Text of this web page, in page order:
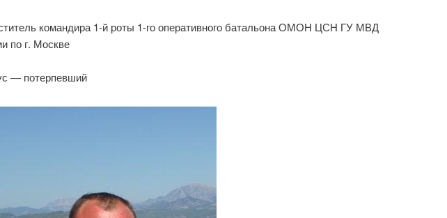
командира 1-й роты 1-го оперативного батальона ОМОН ЦСН ГУ МВД
по г. Москве
— потерпевший